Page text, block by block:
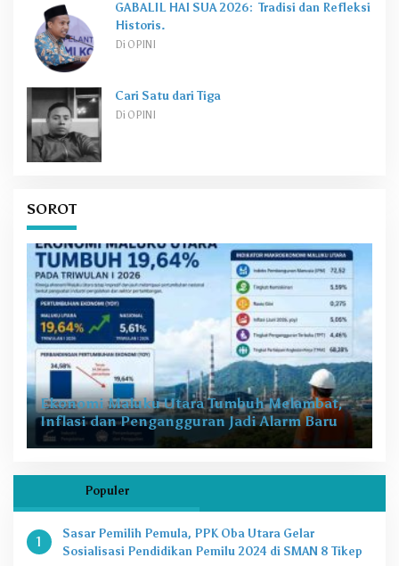
GABALIL HAI SUA 2026: Tradisi dan Refleksi
Historis.
Di OPINI
Cari Satu dari Tiga
Di OPINI
SOROT
Ekonomi Maluku Utara Tumbuh Melambat,
Inflasi dan Pengangguran Jadi Alarm Baru
Populer
1
Sasar Pemilih Pemula, PPK Oba Utara Gelar
Sosialisasi Pendidikan Pemilu 2024 di SMAN 8 Tikep